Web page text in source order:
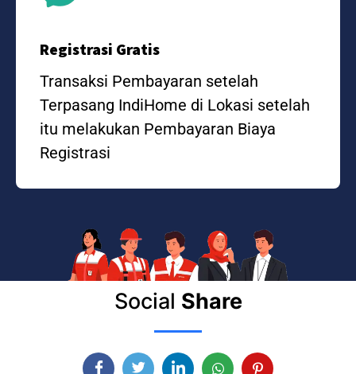
Registrasi Gratis
Transaksi Pembayaran setelah
Terpasang IndiHome di Lokasi setelah
itu melakukan Pembayaran Biaya
Registrasi
Social Share